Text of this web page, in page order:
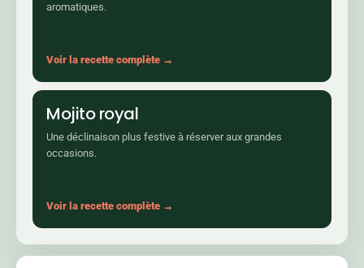
aromatiques.
Voir la recette complète →
Mojito royal
Une déclinaison plus festive à réserver aux grandes
occasions.
Voir la recette complète →